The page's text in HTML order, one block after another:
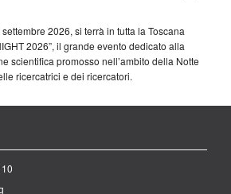
2026, si terrà in tutta la Toscana
2026”, il grande evento dedicato alla
scientifica promosso nell’ambito della Notte
ricercatrici e dei ricercatori.